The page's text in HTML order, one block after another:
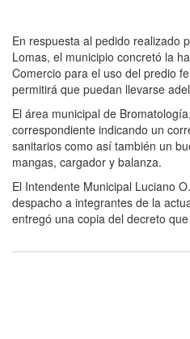
En respuesta al pedido realizado
Lomas, el municipio concretó la
Comercio para el uso del predio
permitirá que puedan llevarse
El área municipal de
correspondiente indicando un
sanitarios como así también un
mangas, cargador y balanza.
El Intendente Municipal Luciano
despacho a integrantes de la
entregó una copia del decreto